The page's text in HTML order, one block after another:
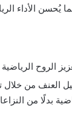
يُحسن الأداء
الروح
العنف من خلال
بدلًا من